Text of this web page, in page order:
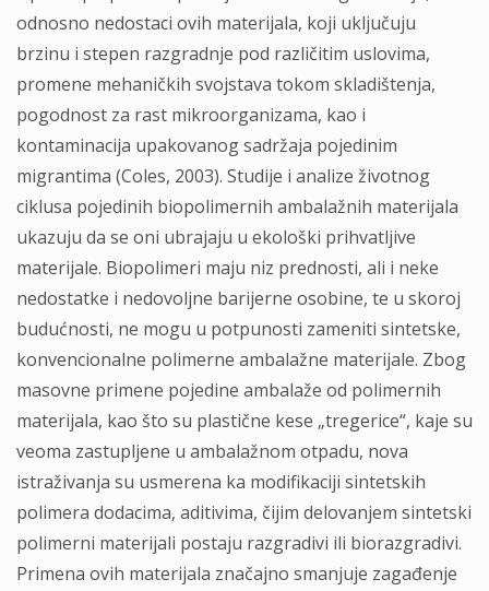
odnosno nedostaci ovih materijala, koji uključuju
brzinu i stepen razgradnje pod različitim uslovima,
promene mehaničkih svojstava tokom skladištenja,
pogodnost za rast mikroorganizama, kao i
kontaminacija upakovanog sadržaja pojedinim
migrantima (Coles, 2003). Studije i analize životnog
ciklusa pojedinih biopolimernih ambalažnih materijala
ukazuju da se oni ubrajaju u ekološki prihvatljive
materijale. Biopolimeri maju niz prednosti, ali i neke
nedostatke i nedovoljne barijerne osobine, te u skoroj
budućnosti, ne mogu u potpunosti zameniti sintetske,
konvencionalne polimerne ambalažne materijale. Zbog
masovne primene pojedine ambalaže od polimernih
materijala, kao što su plastične kese „tregerice“, kaje su
veoma zastupljene u ambalažnom otpadu, nova
istraživanja su usmerena ka modifikaciji sintetskih
polimera dodacima, aditivima, čijim delovanjem sintetski
polimerni materijali postaju razgradivi ili biorazgradivi.
Primena ovih materijala značajno smanjuje zagađenje